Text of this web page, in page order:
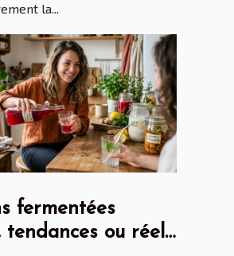
la...
fermentées
tendances ou réel